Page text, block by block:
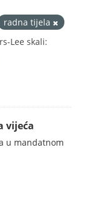
radna tijela
Lee skali:
vijeća
u mandatnom